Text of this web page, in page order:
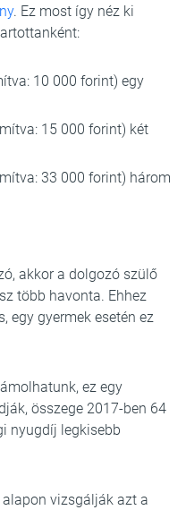
. Ez most így néz ki
10 000 forint) egy
15 000 forint) két
33 000 forint) három
akkor a dolgozó szülő
több havonta. Ehhez
egy gyermek esetén ez
ez egy
összege 2017-ben 64
nyugdíj legkisebb
vizsgálják azt a